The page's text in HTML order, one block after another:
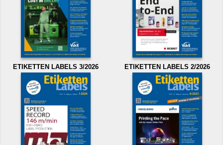
ETIKETTEN LABELS 3/2026 ETIKETTEN LABELS 2/2026